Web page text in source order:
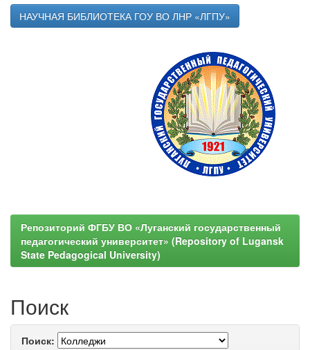
НАУЧНАЯ БИБЛИОТЕКА ГОУ ВО ЛНР «ЛГПУ»
Репозиторий ФГБУ ВО «Луганский государственный
педагогический университет» (Repository of Lugansk
State Pedagogical University)
Поиск
Поиск: